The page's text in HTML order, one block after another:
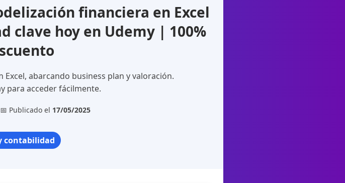
financiera en Excel
clave hoy en Udemy | 100%
abarcando business plan y valoración.
para acceder fácilmente.
📅 Publicado el 17/05/2025
contabilidad